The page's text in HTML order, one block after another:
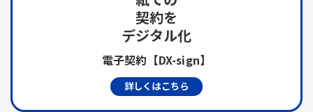
契約を
デジタル化
電子契約【DX-sign】
詳しくはこちら